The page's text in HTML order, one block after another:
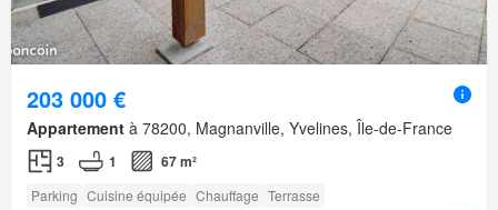
203 000 €
Appartement à 78200, Magnanville, Yvelines, Île-de-France
3 1 67 m²
Parking Cuisine équipée Chauffage Terrasse